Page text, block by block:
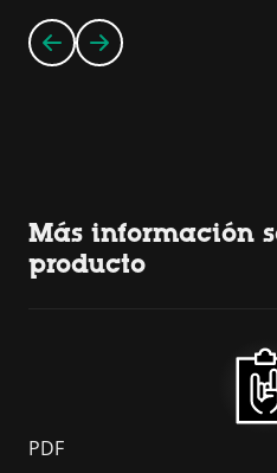
Más información
producto
PDF